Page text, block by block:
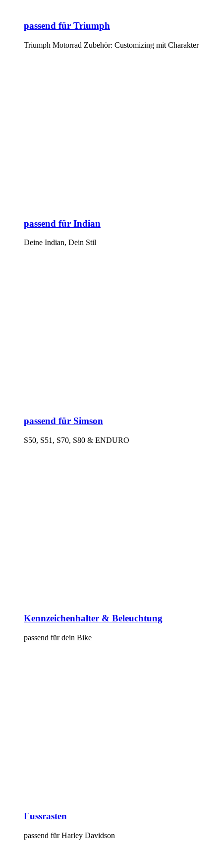
passend für Triumph
Triumph Motorrad Zubehör: Customizing mit Charakter
passend für Indian
Deine Indian, Dein Stil
passend für Simson
S50, S51, S70, S80 & ENDURO
Kennzeichenhalter & Beleuchtung
passend für dein Bike
Fussrasten
passend für Harley Davidson